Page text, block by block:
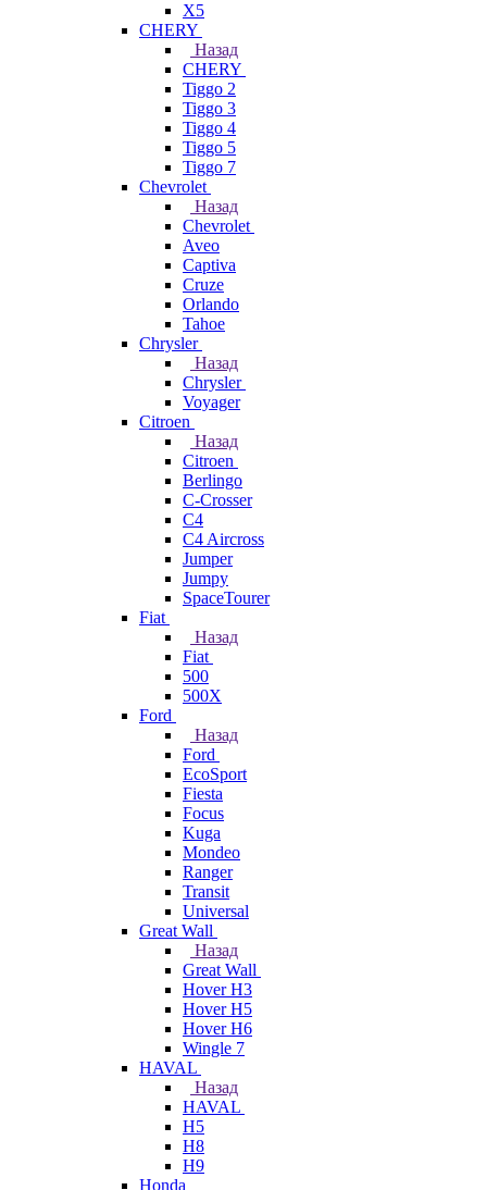
X5
CHERY
Назад
CHERY
Tiggo 2
Tiggo 3
Tiggo 4
Tiggo 5
Tiggo 7
Chevrolet
Назад
Chevrolet
Aveo
Captiva
Cruze
Orlando
Tahoe
Chrysler
Назад
Chrysler
Voyager
Citroen
Назад
Citroen
Berlingo
C-Crosser
C4
C4 Aircross
Jumper
Jumpy
SpaceTourer
Fiat
Назад
Fiat
500
500X
Ford
Назад
Ford
EcoSport
Fiesta
Focus
Kuga
Mondeo
Ranger
Transit
Universal
Great Wall
Назад
Great Wall
Hover H3
Hover H5
Hover H6
Wingle 7
HAVAL
Назад
HAVAL
H5
H8
H9
Honda